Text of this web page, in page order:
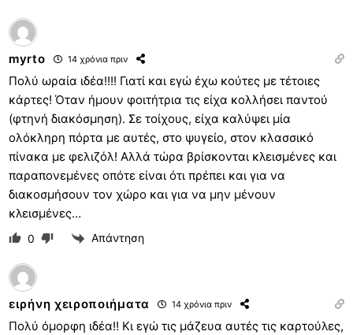
myrto 14 χρόνια πριν
Πολύ ωραία ιδέα!!!! Γιατί και εγώ έχω κούτες με τέτοιες
κάρτες! Όταν ήμουν φοιτήτρια τις είχα κολλήσει παντού
(φτηνή διακόσμηση). Σε τοίχους, είχα καλύψει μία
ολόκληρη πόρτα με αυτές, στο ψυγείο, στον κλασσικό
πίνακα με φελιζόλ! Αλλά τώρα βρίσκονται κλεισμένες και
παραπονεμένες οπότε είναι ότι πρέπει και για να
διακοσμήσουν τον χώρο και για να μην μένουν
κλεισμένες…
0 Απάντηση
ειρήνη χειροποιήματα 14 χρόνια πριν
Πολύ όμορφη ιδέα!! Κι εγώ τις μάζευα αυτές τις καρτούλες,